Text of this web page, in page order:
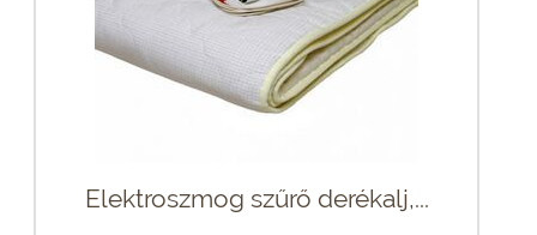
Elektroszmog szűrő derékalj,...